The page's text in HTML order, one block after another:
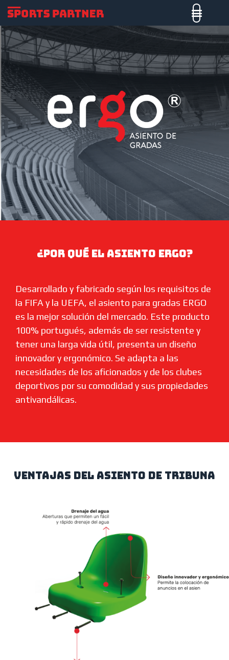
¿Por qué el asiento ergo?
Desarrollado y fabricado según los requisitos de
la FIFA y la UEFA, el asiento para gradas ERGO
es la mejor solución del mercado. Este producto
100% portugués, además de ser resistente y
tener una larga vida útil, presenta un diseño
innovador y ergonómico. Se adapta a las
necesidades de los aficionados y de los clubes
deportivos por su comodidad y sus propiedades
antivandálicas.
Ventajas del asiento de tribuna